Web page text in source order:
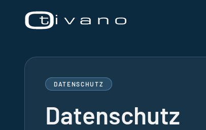
DATENSCHUTZ
Datenschutz